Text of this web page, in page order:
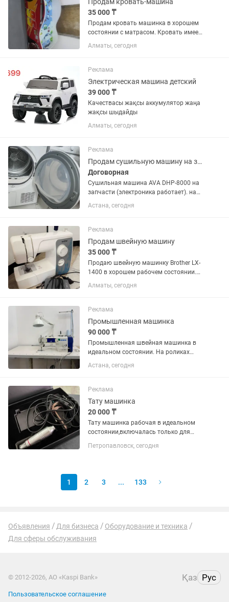
35 000 ₸
Продам кровать машинка в хорошем
состоянии с матрасом. Кровать имеет
отсек для хранения. Имеет небольшие
дефекты на плёнке с боку. Также в
матрас детский.
Алматы, сегодня
Реклама
Электрическая машина детский
39 000 ₸
Качествасы жақсы аккумулятор жаңа
жақсы шыдайды
Алматы, сегодня
Реклама
Продам сушильную машину на запчасти электроника работает
Договорная
Сушильная машина AVA DHP-8000 на
запчасти (электроника работает). на
запчасти / под восстановление. Что
случилось: Вышел из строя барабан,
крутит...
Астана, сегодня
Реклама
Продам швейную машину
35 000 ₸
Продаю швейную машинку Brother LX-
1400 в хорошем рабочем состоянии.
Отлично подходит для домашнего
использования, ремонта одежды,
Алматы, сегодня
Реклама
Промышленная машинка
90 000 ₸
Промышленная швейная машинка в
идеальном состоянии. На роликах
передвижной.
Астана, сегодня
Реклама
Тату машинка
20 000 ₸
Тату машинка рабочая в идеальном
состоянии,включалась только для
расходники идут совместно с
Петропавловск, сегодня
1 2 3 ... 133
Объявления Для бизнеса
Оборудование и техника
Для сферы обслуживания
© 2012-2026, АО «Kaspi Bank» Қаз Рус
Пользовательское соглашение